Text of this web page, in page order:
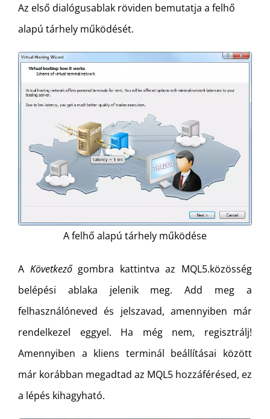
Az első dialógusablak röviden bemutatja a felhő
alapú tárhely működését.
A felhő alapú tárhely működése
A Következőgombra kattintva az MQL5.közösség
belépési ablaka jelenik meg. Add meg a
felhasználóneved és jelszavad, amennyiben már
rendelkezel eggyel. Ha még nem, regisztrálj!
Amennyiben a kliens terminál beállításai között
már korábban megadtad az MQL5 hozzáférésed, ez
a lépés kihagyható.